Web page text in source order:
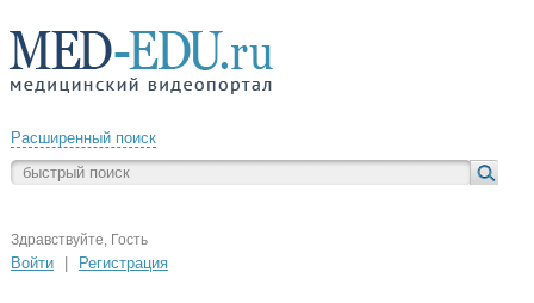
Расширенный поиск
Здравствуйте, Гость
Войти Регистрация